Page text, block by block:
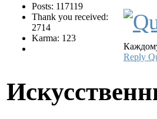
Posts: 117119
Thank you received:
2714
Karma: 123
Reply